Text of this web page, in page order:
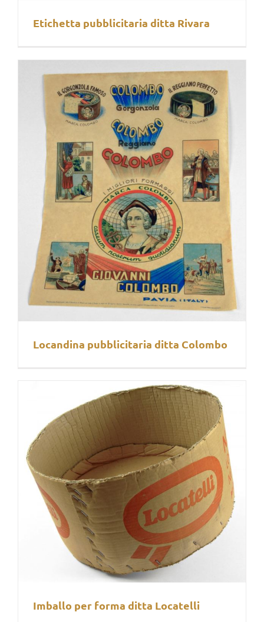
Etichetta pubblicitaria ditta Rivara
Locandina pubblicitaria ditta Colombo
Imballo per forma ditta Locatelli